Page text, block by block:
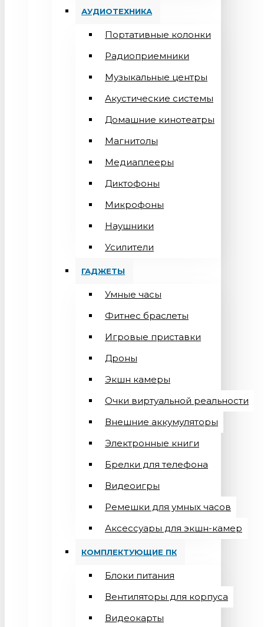
АУДИОТЕХНИКА
Портативные колонки
Радиоприемники
Музыкальные центры
Акустические системы
Домашние кинотеатры
Магнитолы
Медиаплееры
Диктофоны
Микрофоны
Наушники
Усилители
ГАДЖЕТЫ
Умные часы
Фитнес браслеты
Игровые приставки
Дроны
Экшн камеры
Очки виртуальной реальности
Внешние аккумуляторы
Электронные книги
Брелки для телефона
Видеоигры
Ремешки для умных часов
Аксессуары для экшн-камер
КОМПЛЕКТУЮЩИЕ ПК
Блоки питания
Вентиляторы для корпуса
Видеокарты